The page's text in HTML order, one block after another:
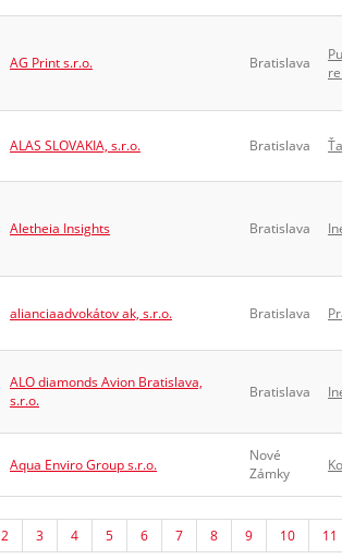
AG Print s.r.o. Bratislava
ALAS SLOVAKIA, s.r.o. Bratislava
Aletheia Insights Bratislava
alianciaadvokátov ak, s.r.o. Bratislava
ALO diamonds Avion Bratislava,
s.r.o.
Bratislava
Aqua Enviro Group s.r.o.
Nové
Zámky
2 3 4 5 6 7 8 9 10 11